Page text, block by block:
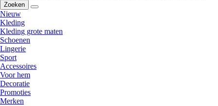
Zoeken
Nieuw
Kleding
Kleding grote maten
Schoenen
Lingerie
Sport
Accessoires
Voor hem
Decoratie
Promoties
Merken